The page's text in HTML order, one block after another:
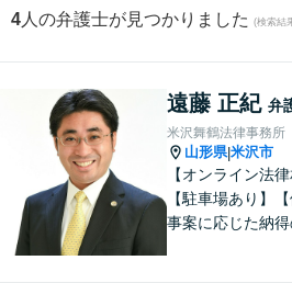
4 人の弁護士が見つかりました (検索結
遠藤 正紀 弁
米沢舞鶴法律事務所
山形県|米沢市
【オンライン法律
【駐車場あり】【
事案に応じた納得